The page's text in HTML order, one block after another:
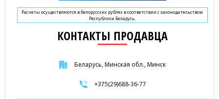
Расчеты осуществляются в белорусских рублях в соответствии с законодательством
Республики Беларусь.
КОНТАКТЫ ПРОДАВЦА
Беларусь, Минская обл., Минск
+375(29)688-36-77